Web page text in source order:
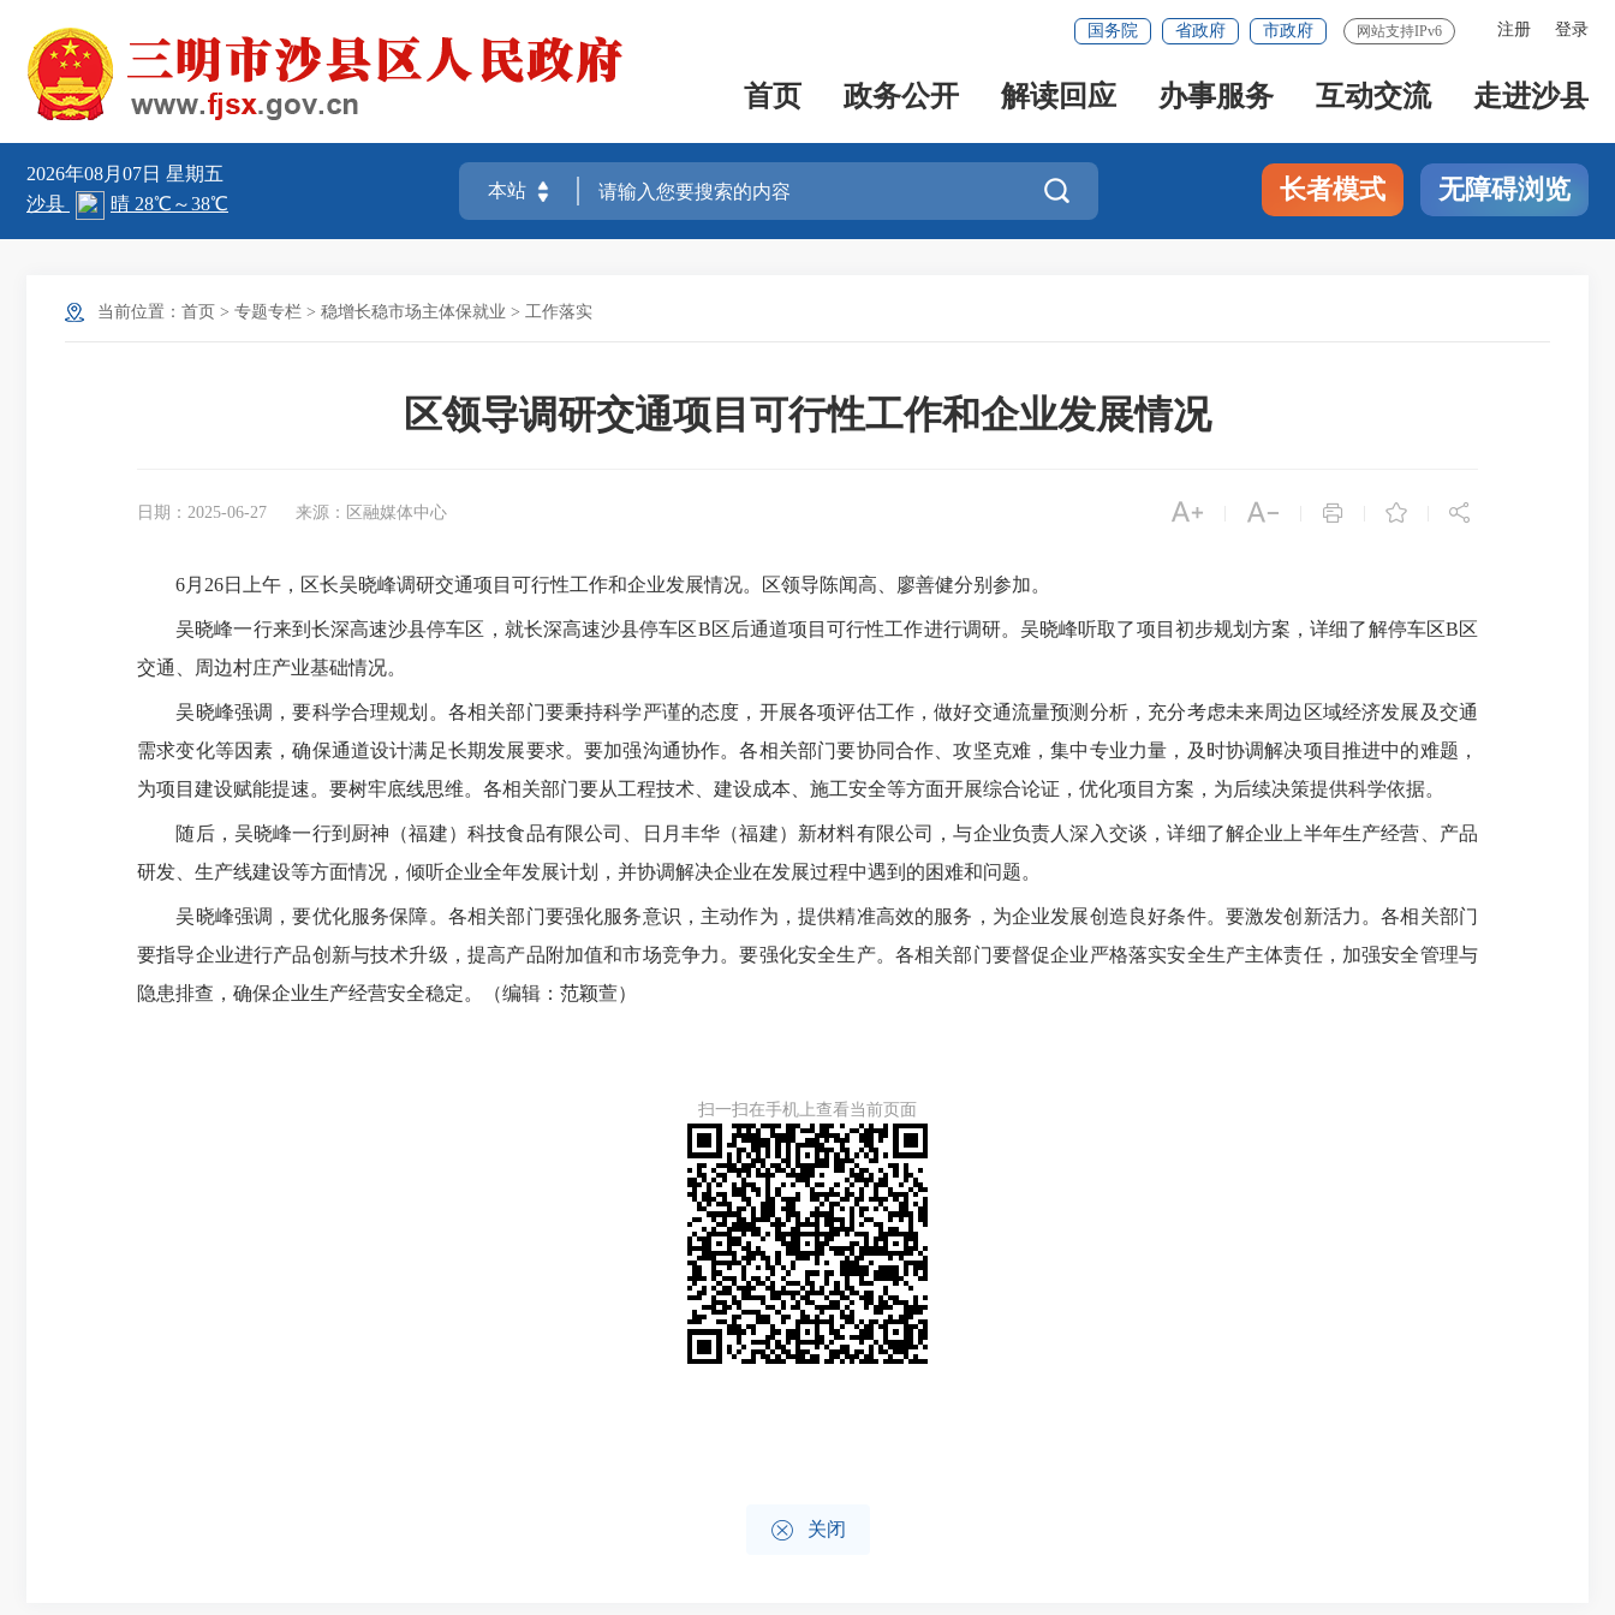
注册 登录
国务院 省政府 市政府 网站支持IPv6
首页 政务公开 解读回应 办事服务 互动交流 走进沙县
2026年08月07日 星期五
 长者模式 无障碍浏览
当前位置： 首页 > 专题专栏 > 稳增长稳市场主体保就业 > 工作落实
区领导调研交通项目可行性工作和企业发展情况
日期：2025-06-27 来源：区融媒体中心     
6月26日上午，区长吴晓峰调研交通项目可行性工作和企业发展情况。区领导陈闻高、廖善健分别参加。
吴晓峰一行来到长深高速沙县停车区，就长深高速沙县停车区B区后通道项目可行性工作进行调研。吴晓峰听取了项目初步规划方案，详细了解停车区B区
交通、周边村庄产业基础情况。
吴晓峰强调，要科学合理规划。各相关部门要秉持科学严谨的态度，开展各项评估工作，做好交通流量预测分析，充分考虑未来周边区域经济发展及交通
需求变化等因素，确保通道设计满足长期发展要求。要加强沟通协作。各相关部门要协同合作、攻坚克难，集中专业力量，及时协调解决项目推进中的难题，
为项目建设赋能提速。要树牢底线思维。各相关部门要从工程技术、建设成本、施工安全等方面开展综合论证，优化项目方案，为后续决策提供科学依据。
随后，吴晓峰一行到厨神（福建）科技食品有限公司、日月丰华（福建）新材料有限公司，与企业负责人深入交谈，详细了解企业上半年生产经营、产品
研发、生产线建设等方面情况，倾听企业全年发展计划，并协调解决企业在发展过程中遇到的困难和问题。
吴晓峰强调，要优化服务保障。各相关部门要强化服务意识，主动作为，提供精准高效的服务，为企业发展创造良好条件。要激发创新活力。各相关部门
要指导企业进行产品创新与技术升级，提高产品附加值和市场竞争力。要强化安全生产。各相关部门要督促企业严格落实安全生产主体责任，加强安全管理与
隐患排查，确保企业生产经营安全稳定。（编辑：范颖萱）
扫一扫在手机上查看当前页面
 关闭